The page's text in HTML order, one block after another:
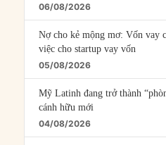
06/08/2026
Nợ cho kẻ mộng mơ: Vốn vay
việc cho startup vay vốn
05/08/2026
Mỹ Latinh đang trở thành
cánh hữu mới
04/08/2026